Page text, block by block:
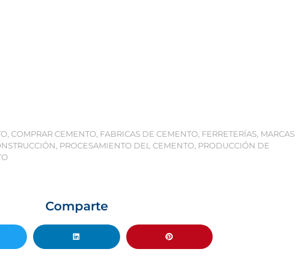
COMPRAR CEMENTO FABRICAS DE CEMENTO FERRETERÍAS MARCAS
PROCESAMIENTO DEL CEMENTO PRODUCCIÓN DE
Comparte